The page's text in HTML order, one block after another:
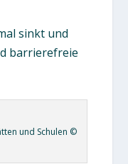
sinkt und
barrierefreie
und Schulen ©